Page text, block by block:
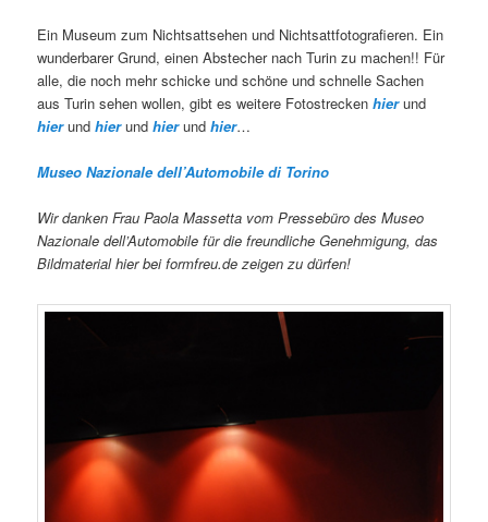
Ein Museum zum Nichtsattsehen und Nichtsattfotografieren. Ein
wunderbarer Grund, einen Abstecher nach Turin zu machen!! Für
alle, die noch mehr schicke und schöne und schnelle Sachen
aus Turin sehen wollen, gibt es weitere Fotostreckenhierund
hierundhierundhierundhier…
Museo Nazionale dell’Automobile di Torino
Wir danken Frau Paola Massetta vom Pressebüro des Museo
Nazionale dell’Automobile für die freundliche Genehmigung, das
Bildmaterial hier beiformfreu.dezeigen zu dürfen!